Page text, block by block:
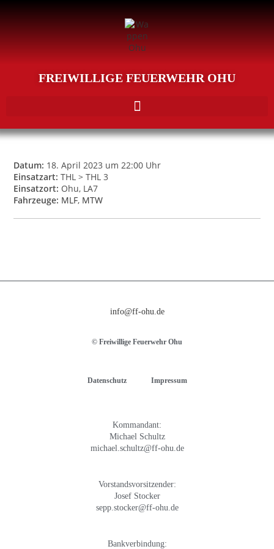
FREIWILLIGE FEUERWEHR OHU
Datum: 18. April 2023 um 22:00 Uhr
Einsatzart: THL > THL 3
Einsatzort: Ohu, LA7
Fahrzeuge: MLF, MTW
info@ff-ohu.de
© Freiwillige Feuerwehr Ohu
Datenschutz Impressum
Kommandant:
Michael Schultz
michael.schultz@ff-ohu.de
Vorstandsvorsitzender:
Josef Stocker
sepp.stocker@ff-ohu.de
Bankverbindung: